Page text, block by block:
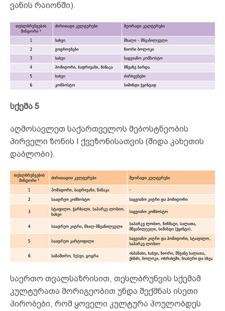
ვანის რაიონში).
სქემა 5
აღმოსავლეთ საქართველოს მებოსტნეობის
პირველი ზონის I ქვეზონისათვის (შიდა კახეთის
დაბლობი).
საერთო თვალსაზრისით, თესლბრუნვის სქემამ
კულტურათა მორიგეობით უნდა შექმნას ისეთი
პირობები, რომ ყოველი კულტურა პოულობდეს